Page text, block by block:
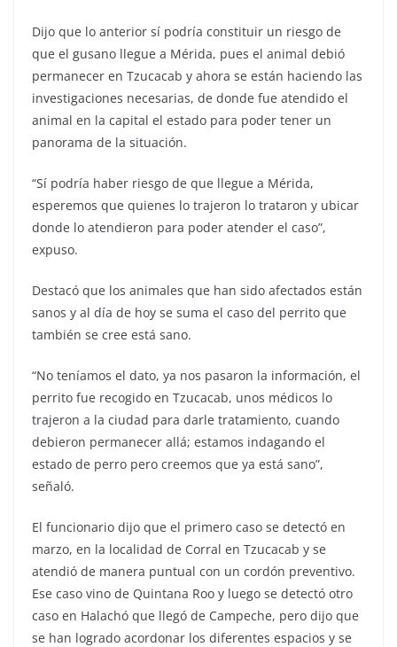
Dijo que lo anterior sí podría constituir un riesgo de
que el gusano llegue a Mérida, pues el animal debió
permanecer en Tzucacab y ahora se están haciendo las
investigaciones necesarias, de donde fue atendido el
animal en la capital el estado para poder tener un
panorama de la situación.
“Sí podría haber riesgo de que llegue a Mérida,
esperemos que quienes lo trajeron lo trataron y ubicar
donde lo atendieron para poder atender el caso”,
expuso.
Destacó que los animales que han sido afectados están
sanos y al día de hoy se suma el caso del perrito que
también se cree está sano.
“No teníamos el dato, ya nos pasaron la información, el
perrito fue recogido en Tzucacab, unos médicos lo
trajeron a la ciudad para darle tratamiento, cuando
debieron permanecer allá; estamos indagando el
estado de perro pero creemos que ya está sano”,
señaló.
El funcionario dijo que el primero caso se detectó en
marzo, en la localidad de Corral en Tzucacab y se
atendió de manera puntual con un cordón preventivo.
Ese caso vino de Quintana Roo y luego se detectó otro
caso en Halachó que llegó de Campeche, pero dijo que
se han logrado acordonar los diferentes espacios y se